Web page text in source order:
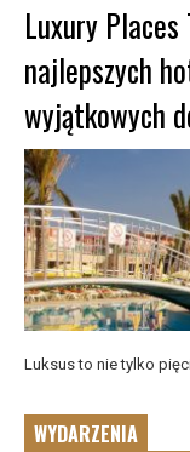
Luxury
najlepszych
wyjątkowych
Luksus to nie tylko
WYDARZENIA